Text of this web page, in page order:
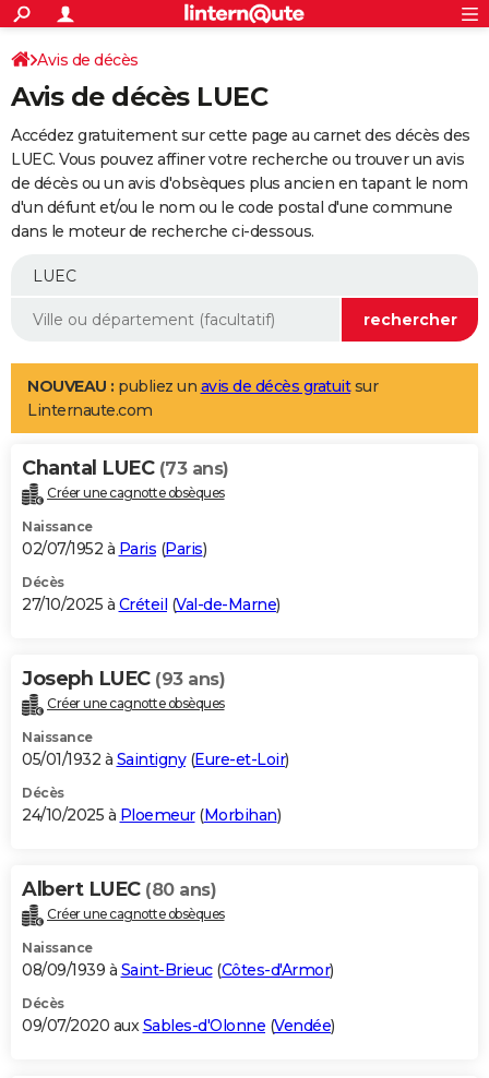
ACTUALITÉS
Politique
Société
Faits Divers
Education
Monde
Villes
+
SPORT
Coupe du monde 2026
Football
Tennis
Cyclisme
Rugby
Forum
Programme TV
TNTStreaming
Cinéma
Sorties cinéma
Musique
+FINANCE
Retraite
Impôts
Epargne
Immobilier
Risques naturels par ville
Banque
Assurance
Crédit
AUTO
Essais
Réserver un essai
Citadines
Berlines
SUV
Forum auto
+
Mobiles
Meilleur smartphone
Internet
Ordinateurs
Jeux vidéo
Guide high-tech
Aménagement intérieur
LIFESTYLE
Art de vivre
Bien-être
Loisirs
Mode
Modes de vie
Alimentation
Guide de la santé
Maladies
Médicaments
Sommeil
VOYAGE
Destinations
City break
Voyage nature
Voyage de noces
Forum
Climat
+PHOTO
GUIDES D'ACHAT
BONS PLANS
Carte de Noël
Carte Bonne année
Carte Saint-Valentin
Carte Pâques
Carte d'anniversaire
DICTIONNAIRE
Dictionnaire
Biographies
Citations
Expressions
Proverbes
PROGRAMME TV
S'inscrire
Se connecter
Lycées
Collèges
Primaires
Universités
Entreprises
Service militaire
Avis de recherche
AVIS DE DÉCÈS
Bricolage
Lifestyle
Culture
Sport
Auto
Television
Voyage
Cinema
Avis de décès
Avis de décès LUEC
Accédez gratuitement sur cette page au carnet des décès des
LUEC. Vous pouvez affiner votre recherche ou trouver un avis
de décès ou un avis d'obsèques plus ancien en tapant le nom
d'un défunt et/ou le nom ou le code postal d'une commune
dans le moteur de recherche ci-dessous.
NOUVEAU : publiez un avis de décès gratuitsur
Linternaute.com
Chantal LUEC (73 ans)
Créer une cagnotte obsèques
Naissance
02/07/1952 à Paris (Paris)
Décès
27/10/2025 à Créteil (Val-de-Marne)
Joseph LUEC (93 ans)
Créer une cagnotte obsèques
Naissance
05/01/1932 à Saintigny(Eure-et-Loir)
Décès
24/10/2025 à Ploemeur(Morbihan)
Albert LUEC (80 ans)
Créer une cagnotte obsèques
Naissance
08/09/1939 à Saint-Brieuc(Côtes-d'Armor)
Décès
09/07/2020 auxSables-d'Olonne (Vendée)